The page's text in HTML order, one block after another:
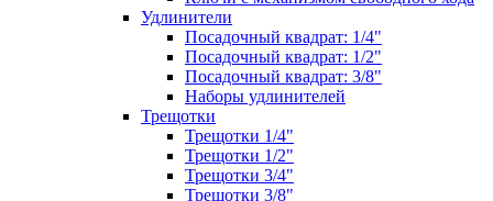
Удлинители
Посадочный квадрат: 1/4"
Посадочный квадрат: 1/2"
Посадочный квадрат: 3/8"
Наборы удлинителей
Трещотки
Трещотки 1/4"
Трещотки 1/2"
Трещотки 3/4"
Трещотки 3/8"